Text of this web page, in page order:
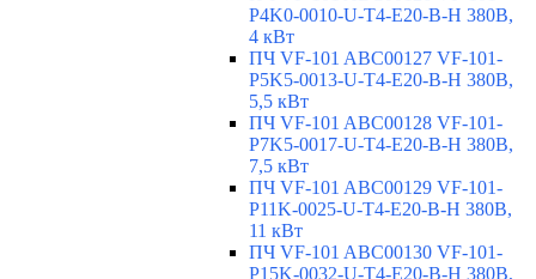
P4K0-0010-U-T4-E20-B-H 380В,
4 кВт
ПЧ VF-101 ABC00127 VF-101-
P5K5-0013-U-T4-E20-B-H 380В,
5,5 кВт
ПЧ VF-101 ABC00128 VF-101-
P7K5-0017-U-T4-E20-B-H 380В,
7,5 кВт
ПЧ VF-101 ABC00129 VF-101-
P11K-0025-U-T4-E20-B-H 380В,
11 кВт
ПЧ VF-101 ABC00130 VF-101-
P15K-0032-U-T4-E20-B-H 380В,